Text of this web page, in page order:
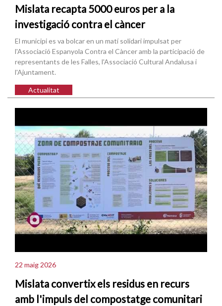
Mislata recapta 5000 euros per a la
investigació contra el càncer
El municipi es va bolcar en un matí solidari impulsat per
l'Associació Espanyola Contra el Càncer amb la participació de
representants de les Falles, l'Associació Cultural Andalusa i
l'Ajuntament.
Actualitat
22 maig 2026
Mislata convertix els residus en recurs
amb l'impuls del compostatge comunitari